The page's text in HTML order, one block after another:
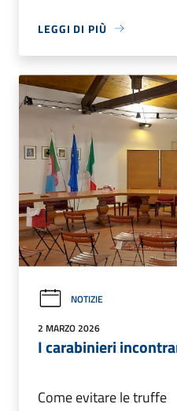
LEGGI DI PIÙ
NOTIZIE
2 MARZO 2026
I carabinieri
Come evitare le truffe